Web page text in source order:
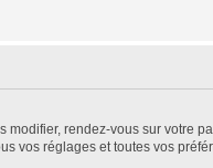
rendez-vous sur votre
vos réglages et toutes vos